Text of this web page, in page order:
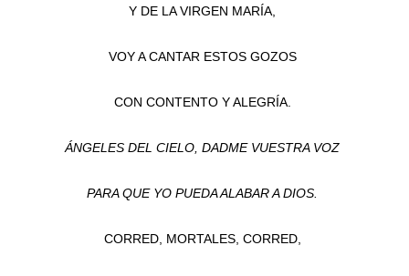
Y DE LA VIRGEN MARÍA,
VOY A CANTAR ESTOS GOZOS
CON CONTENTO Y ALEGRÍA.
ÁNGELES DEL CIELO, DADME VUESTRA VOZ
PARA QUE YO PUEDA ALABAR A DIOS.
CORRED, MORTALES, CORRED,